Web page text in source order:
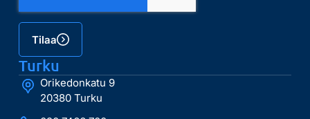
Tilaa
Turku
Orikedonkatu 9
20380 Turku